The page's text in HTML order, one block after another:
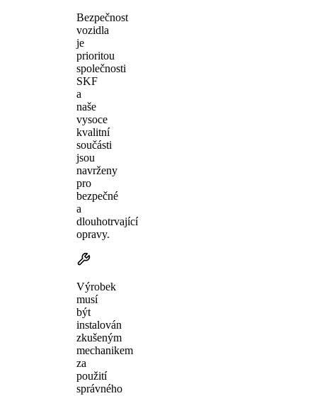
Bezpečnost
vozidla
je
prioritou
společnosti
SKF
a
naše
vysoce
kvalitní
součásti
jsou
navrženy
pro
bezpečné
a
dlouhotrvající
opravy.
Výrobek
musí
být
instalován
zkušeným
mechanikem
za
použití
správného